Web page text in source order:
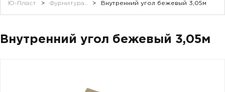
Ю-Пласт > Фурнитура.. > Внутренний угол бежевый 3,05м
Внутренний угол бежевый 3,05м